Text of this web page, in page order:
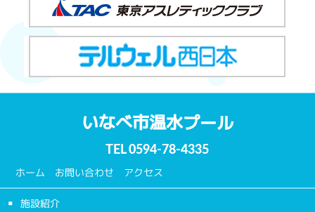
いなべ市温水プール
TEL0594-78-4335
ホーム お問い合わせ アクセス
施設紹介